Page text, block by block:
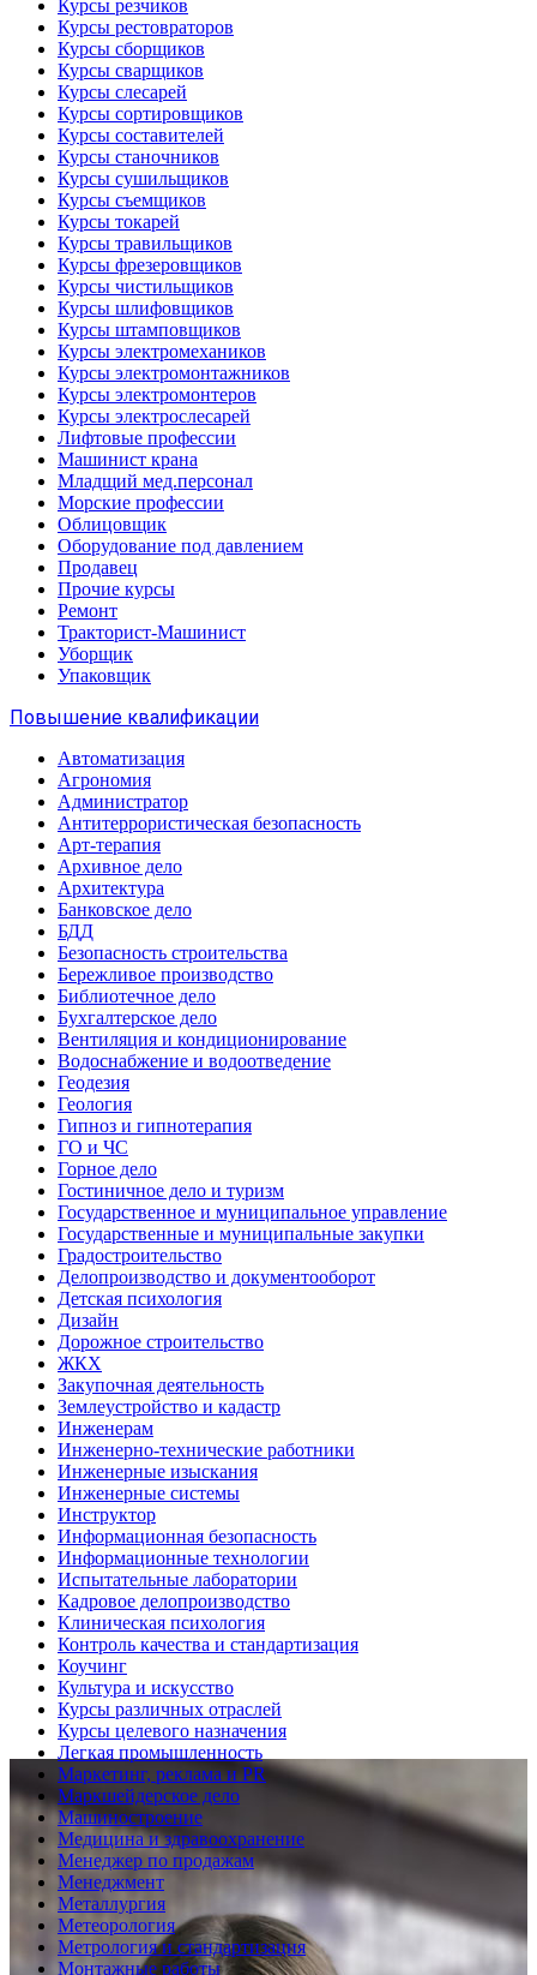
Курсы резчиков
Курсы рестовраторов
Курсы сборщиков
Курсы сварщиков
Курсы слесарей
Курсы сортировщиков
Курсы составителей
Курсы станочников
Курсы сушильщиков
Курсы съемщиков
Курсы токарей
Курсы травильщиков
Курсы фрезеровщиков
Курсы чистильщиков
Курсы шлифовщиков
Курсы штамповщиков
Курсы электромехаников
Курсы электромонтажников
Курсы электромонтеров
Курсы электрослесарей
Лифтовые профессии
Машинист крана
Младщий мед.персонал
Морские профессии
Облицовщик
Оборудование под давлением
Продавец
Прочие курсы
Ремонт
Тракторист-Машинист
Уборщик
Упаковщик
Повышение квалификации
Автоматизация
Агрономия
Администратор
Антитеррористическая безопасность
Арт-терапия
Архивное дело
Архитектура
Банковское дело
БДД
Безопасность строительства
Бережливое производство
Библиотечное дело
Бухгалтерское дело
Вентиляция и кондиционирование
Водоснабжение и водоотведение
Геодезия
Геология
Гипноз и гипнотерапия
ГО и ЧС
Горное дело
Гостиничное дело и туризм
Государственное и муниципальное управление
Государственные и муниципальные закупки
Градостроительство
Делопроизводство и документооборот
Детская психология
Дизайн
Дорожное строительство
ЖКХ
Закупочная деятельность
Землеустройство и кадастр
Инженерам
Инженерно-технические работники
Инженерные изыскания
Инженерные системы
Инструктор
Информационная безопасность
Информационные технологии
Испытательные лаборатории
Кадровое делопроизводство
Клиническая психология
Контроль качества и стандартизация
Коучинг
Культура и искусство
Курсы различных отраслей
Курсы целевого назначения
Легкая промышленность
Маркетинг, реклама и PR
Маркшейдерское дело
Машиностроение
Медицина и здравоохранение
Менеджер по продажам
Менеджмент
Металлургия
Метеорология
Метрология и стандартизация
Монтажные работы